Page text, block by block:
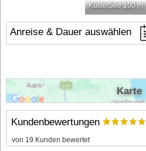
Küste/See 100 m
Anreise & Dauer auswählen
Kundenbewertungen
von 19 Kunden bewertet
Karte